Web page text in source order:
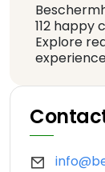
112
Explore